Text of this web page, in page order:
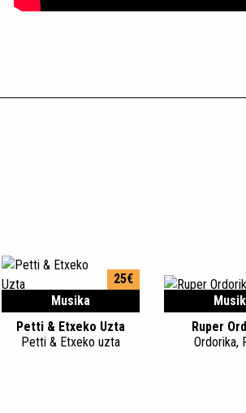
Musika
25€
Petti & Etxeko Uzta
Petti & Etxeko uzta
Ruper
Ordorika,